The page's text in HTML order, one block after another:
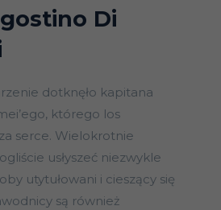
Di
dotknęło kapitana
którego los
serce. Wielokrotnie
usłyszeć niezwykle
utytułowani i cieszący się
są również